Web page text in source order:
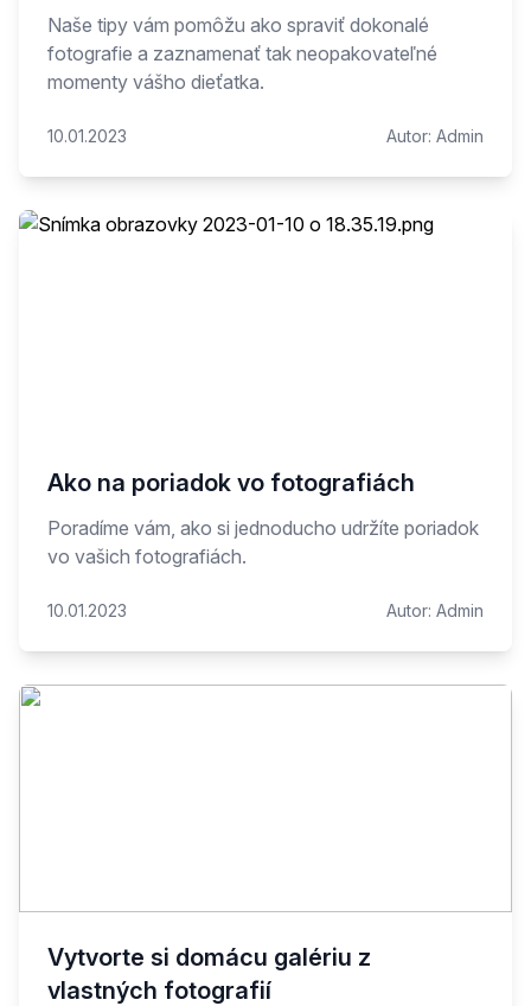
Naše tipy vám pomôžu ako spraviť dokonalé
fotografie a zaznamenať tak neopakovateľné
momenty vášho dieťatka.
10.01.2023 Autor: Admin
Ako na poriadok vo fotografiách
Poradíme vám, ako si jednoducho udržíte poriadok
vo vašich fotografiách.
10.01.2023 Autor: Admin
Vytvorte si domácu galériu z
vlastných fotografií